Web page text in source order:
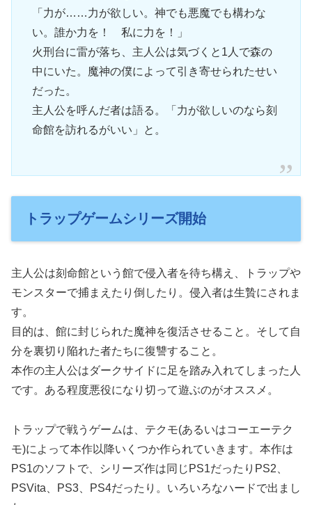
「力が……力が欲しい。神でも悪魔でも構わな
い。誰か力を！ 私に力を！」
火刑台に雷が落ち、主人公は気づくと1人で森の
中にいた。魔神の僕によって引き寄せられたせい
だった。
主人公を呼んだ者は語る。「力が欲しいのなら刻
命館を訪れるがいい」と。
トラップゲームシリーズ開始
主人公は刻命館という館で侵入者を待ち構え、トラップや
モンスターで捕まえたり倒したり。侵入者は生贄にされま
す。
目的は、館に封じられた魔神を復活させること。そして自
分を裏切り陥れた者たちに復讐すること。
本作の主人公はダークサイドに足を踏み入れてしまった人
です。ある程度悪役になり切って遊ぶのがオススメ。
トラップで戦うゲームは、テクモ(あるいはコーエーテク
モ)によって本作以降いくつか作られていきます。本作は
PS1のソフトで、シリーズ作は同じPS1だったりPS2、
PSVita、PS3、PS4だったり。いろいろなハードで出まし